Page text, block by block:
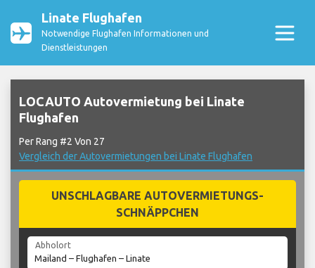
Linate Flughafen
Notwendige Flughafen Informationen und
Dienstleistungen
LOCAUTO Autovermietung bei Linate
Flughafen
Per Rang #2 Von 27
Vergleich der Autovermietungen bei Linate Flughafen
UNSCHLAGBARE AUTOVERMIETUNGS-
SCHNÄPPCHEN
Abholort